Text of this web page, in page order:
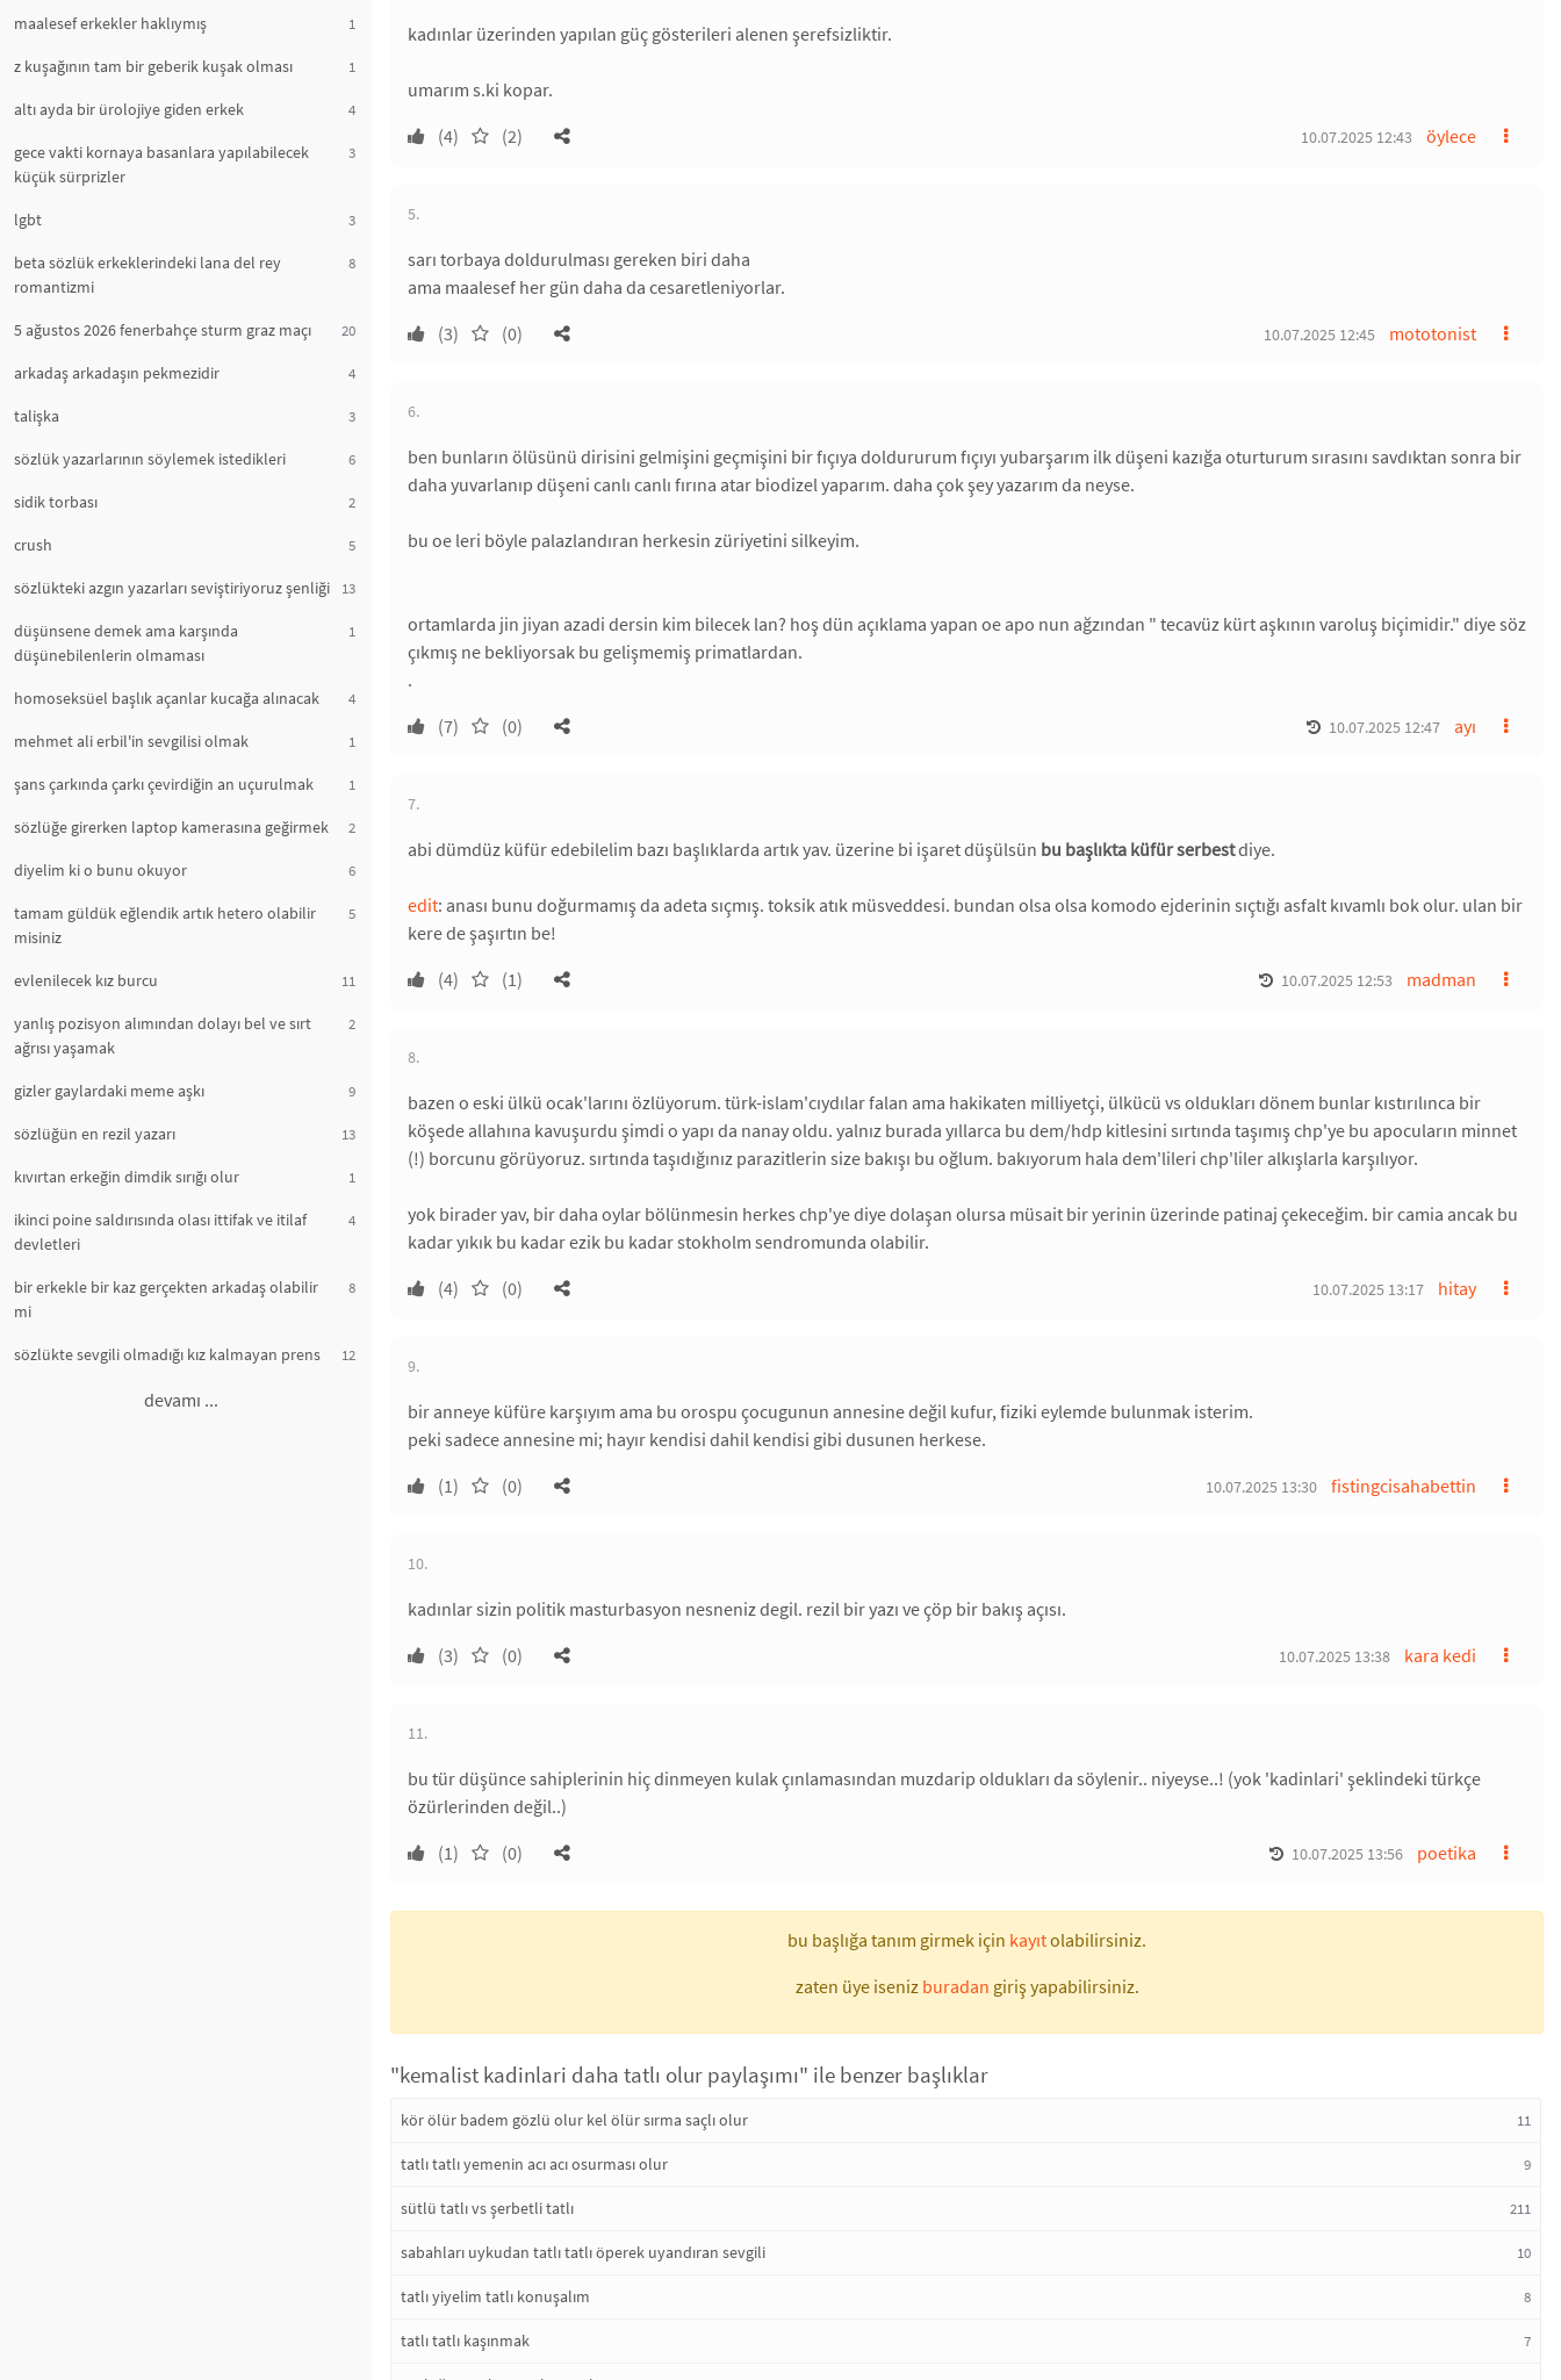
maalesef erkekler haklıymış 1
z kuşağının tam bir geberik kuşak olması 1
altı ayda bir ürolojiye giden erkek 4
gece vakti kornaya basanlara yapılabilecek
küçük sürprizler
3
lgbt 3
beta sözlük erkeklerindeki lana del rey
romantizmi
8
5 ağustos 2026 fenerbahçe sturm graz maçı 20
arkadaş arkadaşın pekmezidir 4
talişka 3
sözlük yazarlarının söylemek istedikleri 6
sidik torbası 2
crush 5
sözlükteki azgın yazarları seviştiriyoruz şenliği 13
düşünsene demek ama karşında
düşünebilenlerin olmaması
1
homoseksüel başlık açanlar kucağa alınacak 4
mehmet ali erbil'in sevgilisi olmak 1
şans çarkında çarkı çevirdiğin an uçurulmak 1
sözlüğe girerken laptop kamerasına geğirmek 2
diyelim ki o bunu okuyor 6
tamam güldük eğlendik artık hetero olabilir
misiniz
5
evlenilecek kız burcu 11
yanlış pozisyon alımından dolayı bel ve sırt
ağrısı yaşamak
2
gizler gaylardaki meme aşkı 9
sözlüğün en rezil yazarı 13
kıvırtan erkeğin dimdik sırığı olur 1
ikinci poine saldırısında olası ittifak ve itilaf
devletleri
4
bir erkekle bir kaz gerçekten arkadaş olabilir
mi
8
sözlükte sevgili olmadığı kız kalmayan prens 12
devamı ...
kadınlar üzerinden yapılan güç gösterileri alenen şerefsizliktir.
umarım s.ki kopar.
(4)
(2) öylece
10.07.2025 12:43
5.
sarı torbaya doldurulması gereken biri daha
ama maalesef her gün daha da cesaretleniyorlar.
(3)
(0) mototonist
10.07.2025 12:45
6.
ben bunların ölüsünü dirisini gelmişini geçmişini bir fıçıya doldururum fıçıyı yubarşarım ilk düşeni kazığa oturturum sırasını savdıktan sonra bir
daha yuvarlanıp düşeni canlı canlı fırına atar biodizel yaparım. daha çok şey yazarım da neyse.
bu oe leri böyle palazlandıran herkesin züriyetini silkeyim.
ortamlarda jin jiyan azadi dersin kim bilecek lan? hoş dün açıklama yapan oe apo nun ağzından " tecavüz kürt aşkının varoluş biçimidir." diye söz
çıkmış ne bekliyorsak bu gelişmemiş primatlardan.
.
(7)
(0) ayı
10.07.2025 12:47
7.
abi dümdüz küfür edebilelim bazı başlıklarda artık yav. üzerine bi işaret düşülsün bu başlıkta küfür serbestdiye.
edit: anası bunu doğurmamış da adeta sıçmış. toksik atık müsveddesi. bundan olsa olsa komodo ejderinin sıçtığı asfalt kıvamlı bok olur. ulan bir
kere de şaşırtın be!
(4)
(1) madman
10.07.2025 12:53
8.
bazen o eski ülkü ocak'larını özlüyorum. türk-islam'cıydılar falan ama hakikaten milliyetçi, ülkücü vs oldukları dönem bunlar kıstırılınca bir
köşede allahına kavuşurdu şimdi o yapı da nanay oldu. yalnız burada yıllarca bu dem/hdp kitlesini sırtında taşımış chp'ye bu apocuların minnet
(!) borcunu görüyoruz. sırtında taşıdığınız parazitlerin size bakışı bu oğlum. bakıyorum hala dem'lileri chp'liler alkışlarla karşılıyor.
yok birader yav, bir daha oylar bölünmesin herkes chp'ye diye dolaşan olursa müsait bir yerinin üzerinde patinaj çekeceğim. bir camia ancak bu
kadar yıkık bu kadar ezik bu kadar stokholm sendromunda olabilir.
(4)
(0) hitay
10.07.2025 13:17
9.
bir anneye küfüre karşıyım ama bu orospu çocugunun annesine değil kufur, fiziki eylemde bulunmak isterim.
peki sadece annesine mi; hayır kendisi dahil kendisi gibi dusunen herkese.
(1)
(0) fistingcisahabettin
10.07.2025 13:30
10.
kadınlar sizin politik masturbasyon nesneniz degil. rezil bir yazı ve çöp bir bakış açısı.
(3)
(0) kara kedi
10.07.2025 13:38
11.
bu tür düşünce sahiplerinin hiç dinmeyen kulak çınlamasından muzdarip oldukları da söylenir.. niyeyse..! (yok 'kadinlari' şeklindeki türkçe
özürlerinden değil..)
(1)
(0) poetika
10.07.2025 13:56
bu başlığa tanım girmek için kayıtolabilirsiniz.
zaten üye iseniz buradan giriş yapabilirsiniz.
"kemalist kadinlari daha tatlı olur paylaşımı" ile benzer başlıklar
kör ölür badem gözlü olur kel ölür sırma saçlı olur 11
tatlı tatlı yemenin acı acı osurması olur 9
sütlü tatlı vs şerbetli tatlı 211
sabahları uykudan tatlı tatlı öperek uyandıran sevgili 10
tatlı yiyelim tatlı konuşalım 8
tatlı tatlı kaşınmak 7